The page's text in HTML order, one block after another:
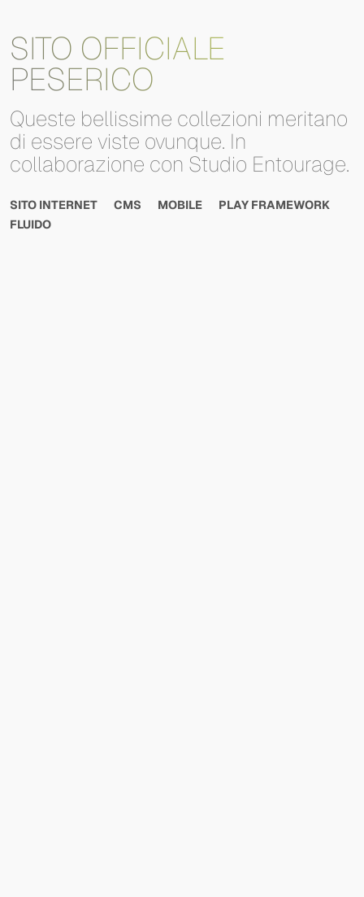
SITO OFFICIALE
PESERICO
Queste bellissime collezioni meritano
di essere viste ovunque. In
collaborazione con Studio Entourage.
SITO INTERNET CMS MOBILE
PLAY FRAMEWORK
FLUIDO